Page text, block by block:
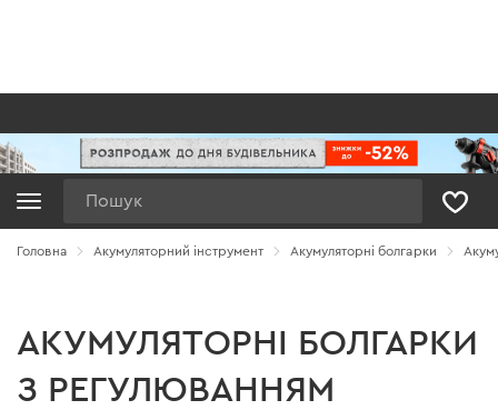
Головна Акумуляторний інструмент Акумуляторні болгарки
АКУМУЛЯТОРНІ БОЛГАРКИ
З РЕГУЛЮВАННЯМ